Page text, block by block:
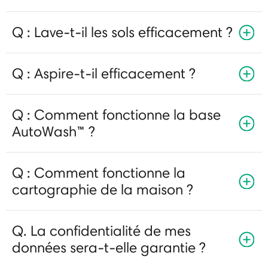
Q : Lave-t-il les sols efficacement ?
Q : Aspire-t-il efficacement ?
Q : Comment fonctionne la base
AutoWash™ ?
Q : Comment fonctionne la
cartographie de la maison ?
Q. La confidentialité de mes
données sera-t-elle garantie ?